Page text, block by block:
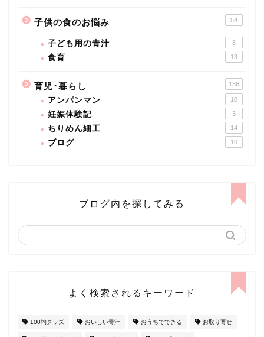
子供の食のお悩み 54
子ども用の青汁 8
食育 13
育児･暮らし 136
アンパンマン 10
妊娠体験記 3
ちりめん細工 14
ブログ 10
ブログ内を探してみる
よく検索されるキーワード
100均グッズ おいしい青汁 おうちでできる お取り寄せ